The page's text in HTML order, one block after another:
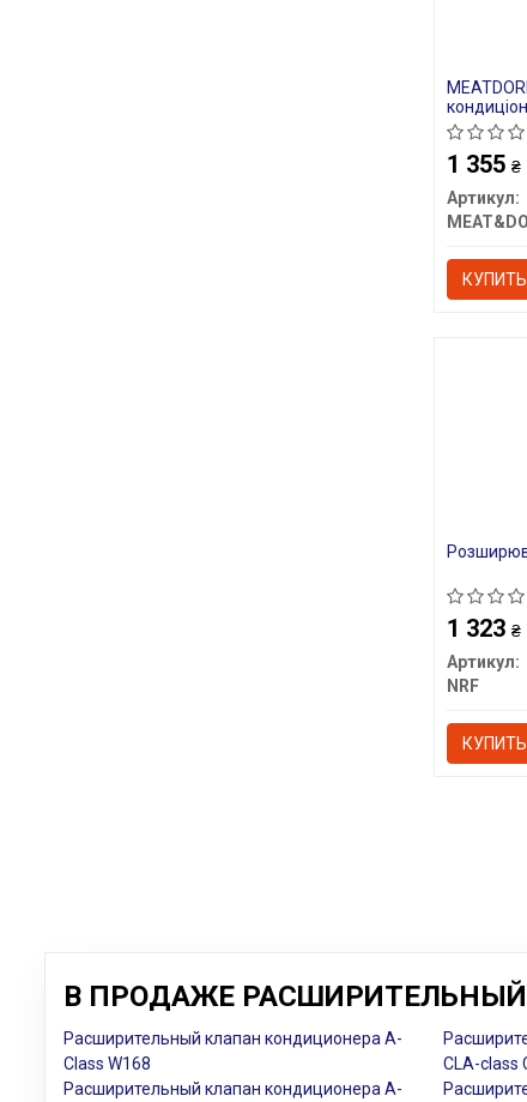
W203/
W221/
1 355 ₴
Артикул:
КУПИТЬ
1 323 ₴
Артикул:
NRF
КУПИТЬ
В ПРОДАЖЕ РАСШИРИТЕЛЬНЫЙ
Расширительный клапан кондиционера A-
Class W168
Расширительный клапан кондиционера A-
CLA-class